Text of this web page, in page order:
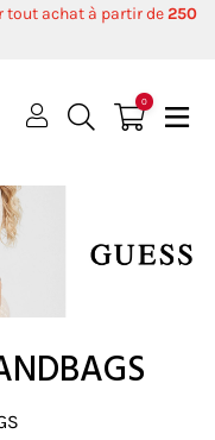
tout achat à partir de250
0